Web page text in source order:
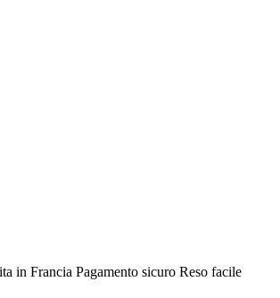
in Francia Pagamento sicuro Reso facile